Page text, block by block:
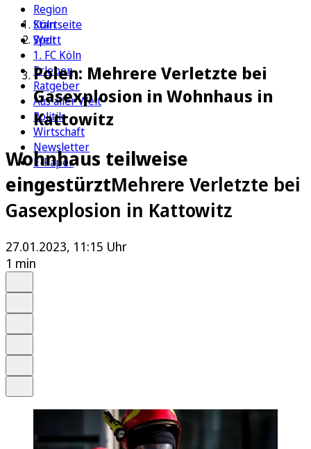
Region
Köln
Sport
1. FC Köln
Erleben
Ratgeber
Aus aller Welt
Politik
Wirtschaft
Newsletter
E-Paper
Startseite
Welt
Polen: Mehrere Verletzte bei
Gasexplosion in Wohnhaus in
Kattowitz
Wohnhaus teilweise
eingestürztMehrere Verletzte bei
Gasexplosion in Kattowitz
27.01.2023, 11:15 Uhr
1 min